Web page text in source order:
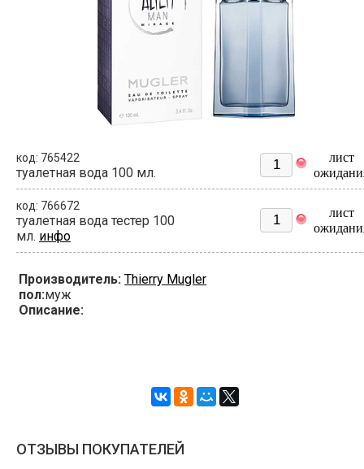
код: 765422
туалетная вода 100 мл.
лист
код: 766672
туалетная вода тестер 100
мл. инфо
лист
Производитель: Thierry Mugler
пол:муж
Описание:
ОТЗЫВЫ ПОКУПАТЕЛЕЙ